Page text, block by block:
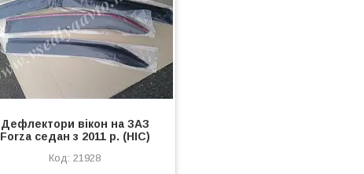
Дефлектори вікон на ЗАЗ
Forza седан з 2011 р. (HIC)
21928